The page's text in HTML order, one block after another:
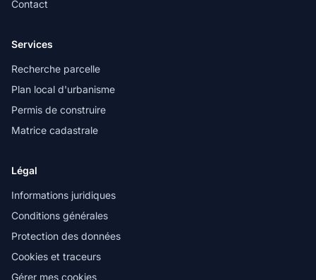
Contact
Services
Recherche parcelle
Plan local d'urbanisme
Permis de construire
Matrice cadastrale
Légal
Informations juridiques
Conditions générales
Protection des données
Cookies et traceurs
Gérer mes cookies